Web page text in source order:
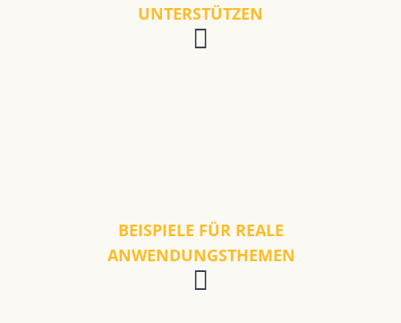
UNTERSTÜTZEN
BEISPIELE FÜR REALE
ANWENDUNGSTHEMEN